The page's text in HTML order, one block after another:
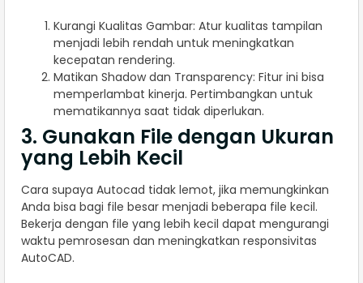
Kurangi Kualitas Gambar: Atur kualitas tampilan
menjadi lebih rendah untuk meningkatkan
kecepatan rendering.
Matikan Shadow dan Transparency: Fitur ini bisa
memperlambat kinerja. Pertimbangkan untuk
mematikannya saat tidak diperlukan.
3. Gunakan File dengan Ukuran
yang Lebih Kecil
Cara supaya Autocad tidak lemot, jika memungkinkan
Anda bisa bagi file besar menjadi beberapa file kecil.
Bekerja dengan file yang lebih kecil dapat mengurangi
waktu pemrosesan dan meningkatkan responsivitas
AutoCAD.